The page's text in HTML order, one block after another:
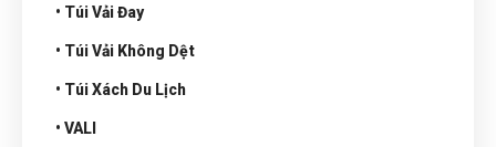
• Túi Vải Đay
• Túi Vải Không Dệt
• Túi Xách Du Lịch
• VALI